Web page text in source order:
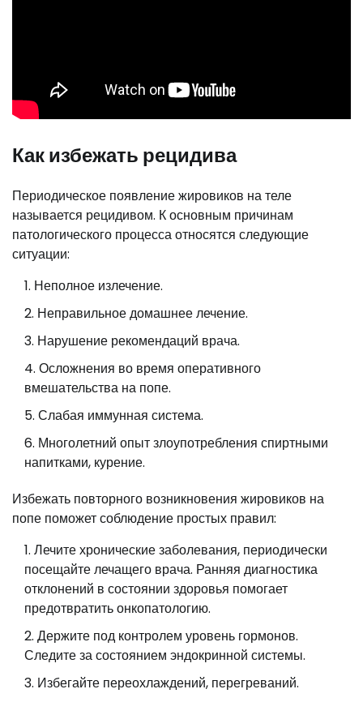
Как избежать рецидива
Периодическое появление жировиков на теле
называется рецидивом. К основным причинам
патологического процесса относятся следующие
ситуации:
Неполное излечение.
Неправильное домашнее лечение.
Нарушение рекомендаций врача.
Осложнения во время оперативного
вмешательства на попе.
Слабая иммунная система.
Многолетний опыт злоупотребления спиртными
напитками, курение.
Избежать повторного возникновения жировиков на
попе поможет соблюдение простых правил:
Лечите хронические заболевания, периодически
посещайте лечащего врача. Ранняя диагностика
отклонений в состоянии здоровья помогает
предотвратить онкопатологию.
Держите под контролем уровень гормонов.
Следите за состоянием эндокринной системы.
Избегайте переохлаждений, перегреваний.